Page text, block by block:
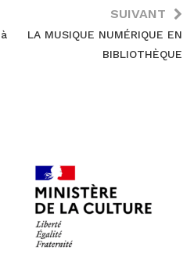
SUIVANT
LA MUSIQUE NUMÉRIQUE EN
BIBLIOTHÈQUE